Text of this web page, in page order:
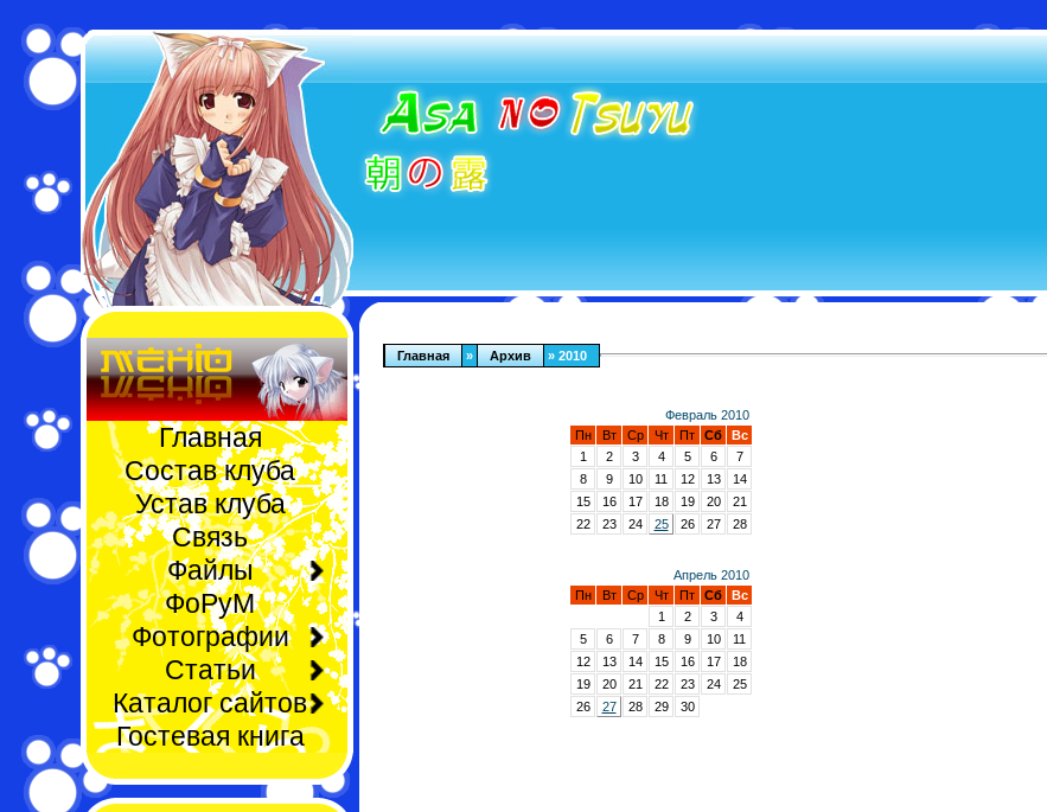
Главная
Состав клуба
Устав клуба
Связь
Файлы
ФоРуМ
Фотографии
Статьи
Каталог сайтов
Гостевая книга
Главная » Архив » 2010
Февраль 2010
Пн
Вт Ср Чт Пт Сб
Вс
1
2 3 4 5 6
7
8
9 10 11 12 13
14
15
16 17 18 19 20
21
22
23 24 25 26 27 28
Апрель 2010
Пн
Вт Ср Чт Пт Сб
Вс
1
2 3
4
5
6 7 8 9 10
11
12
13 14 15 16 17
18
19
20 21 22 23 24
25
26
27 28 29 30